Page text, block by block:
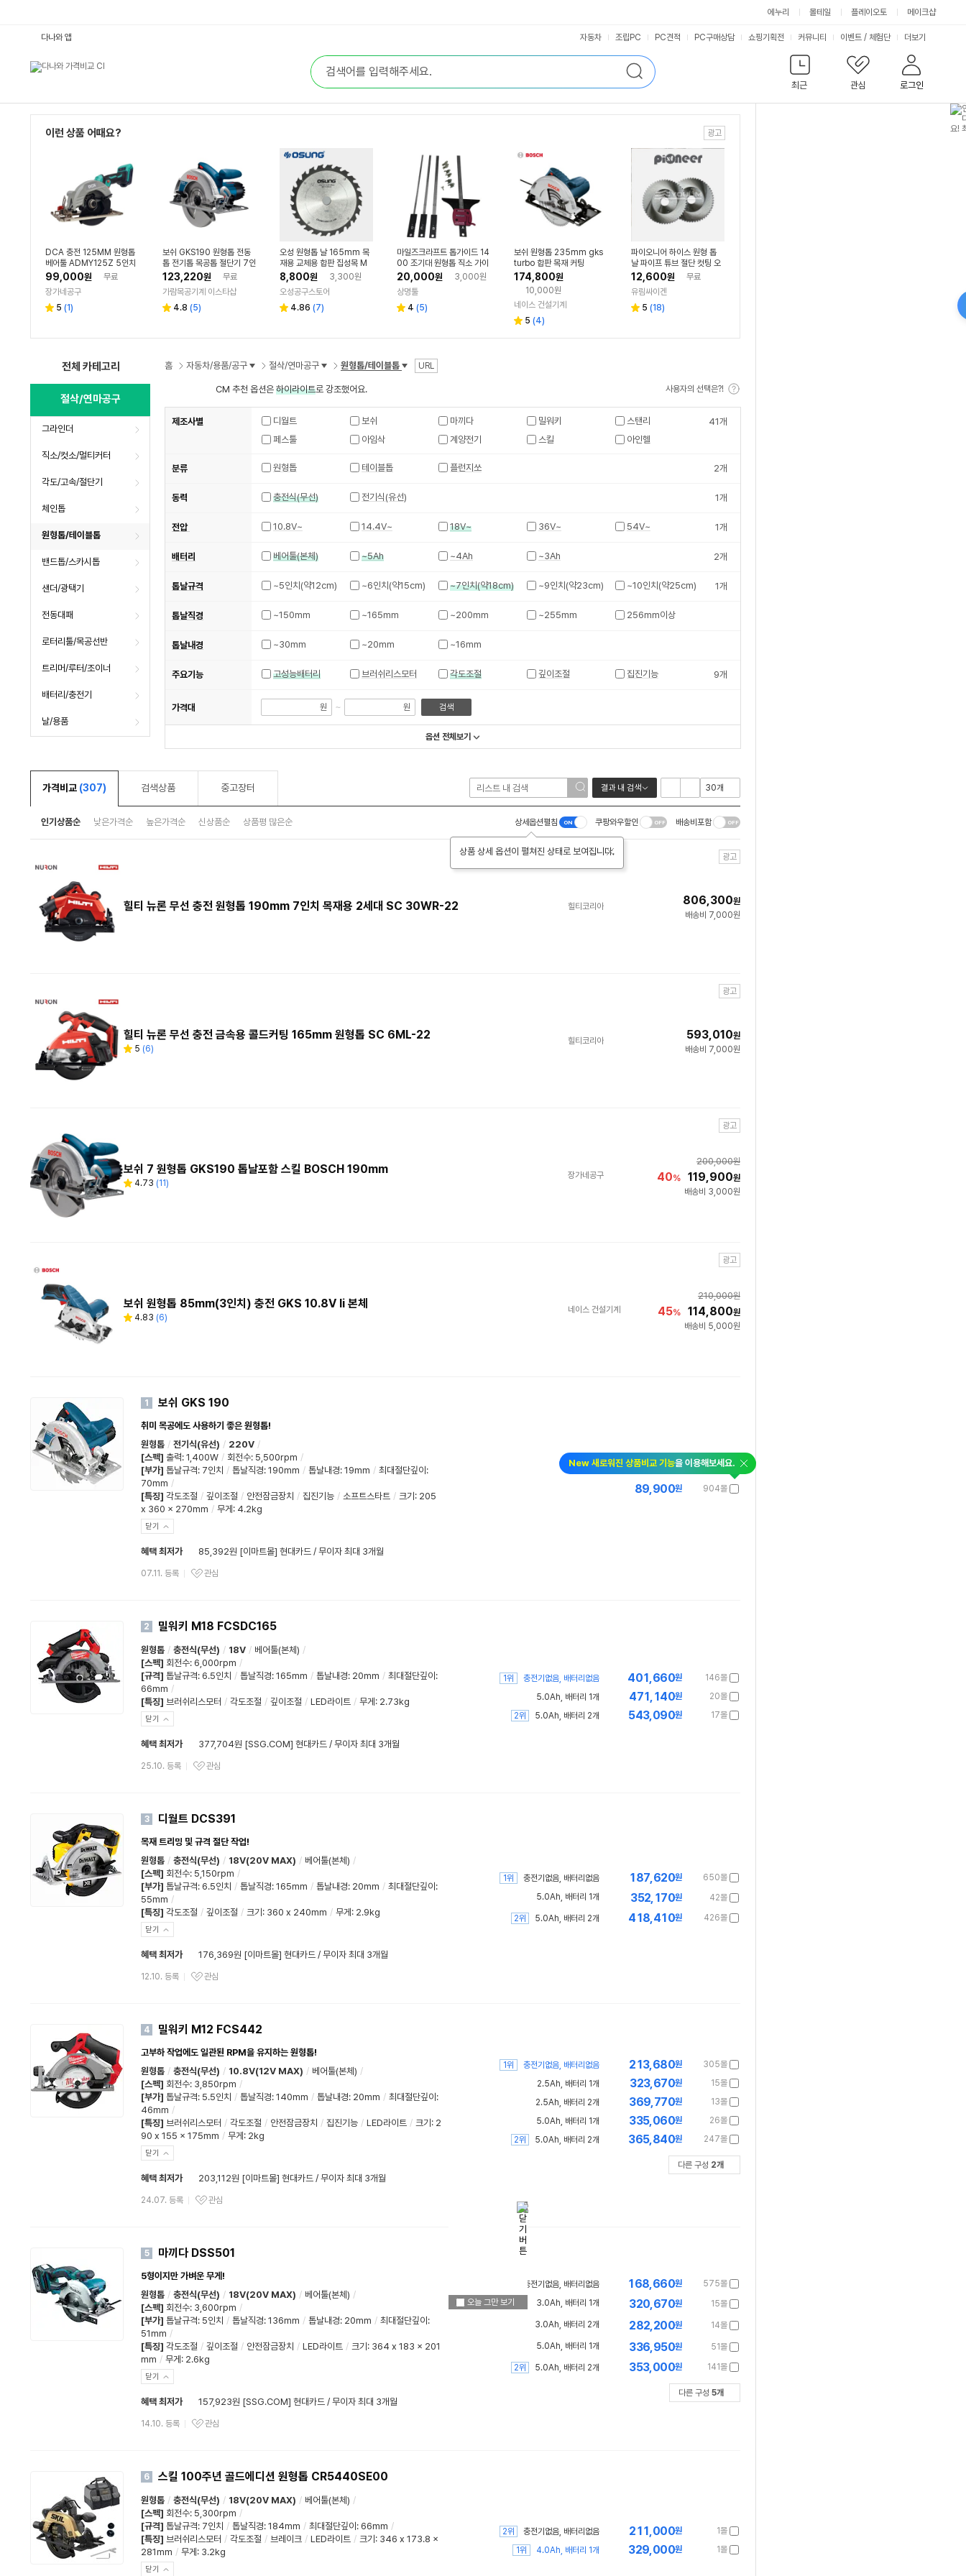
에누리 몰테일 플레이오토
메이크샵
합
검
색
검
색
최근
관심 로그인
다나와 앱 자동차 조립PC PC견적 PC구매상담 쇼핑기획전 커뮤니티 이벤트 / 체험단 서
비
스
더보기
이런 상품 어때요?
DCA 충전 125MM 원형톱
베어툴 ADMY125Z 5인치
무선 스킬 목재 절단 핸드형
99,000원
무료
장가네공구
별 5 리
(1)
보쉬 GKS190 원형톱 전동
톱 전기톱 목공톱 절단기 7인
치 1400W
123,220원
무료
가람목공기계 이스타샵
별 4.8 리
(5)
오성 원형톱 날 165mm 목
재용 교체용 합판 집성목 M
DF 절단용 스킬 쏘
8,800원
3,300원
오성공구스토어
별 4.86 리
(7)
마일즈크라프트 톱가이드 14
00 조기대 원형톱 직소 가이
드
20,000원
3,000원
상명툴
별 4 리
(5)
보쉬 원형톱 235mm gks
turbo 합판 목재 커팅
174,800원
10,000원
네이스 건설기계
별 5 리
(4)
파이오니어 하이스 원형 톱
날 파이프 튜브 절단 컷팅 오
비탈머신용 68 x 1.6 x 16
12,600원
무료
유림싸이겐
별 5 리
(18)
전체 카테고리
절삭/연마공구
그라인더
직소/컷소/멀티커터
각도/고속/절단기
체인톱
원형톱/테이블톱
밴드톱/스카시톱
샌더/광택기
전동대패
로터리툴/목공선반
트리머/루터/조이너
배터리/충전기
날/용품
홈 자동차/용품/공구 절삭/연마공구 원형톱/테이블톱 URL
CM 추천 옵션은 하이라이트로 강조했어요. 사용자의 선택은?!
제조사별 디월트 보쉬 마끼다 밀워키
스탠리
페스툴
아임삭 계양전기 스킬 아인헬
41개
분류 원형톱 테이블톱 플런지쏘 2개
동력 충전식(무선) 전기식(유선) 1개
전압 10.8V~ 14.4V~ 18V~ 36V~ 54V~ 1개
배터리 베어툴(본체) ~5Ah ~4Ah ~3Ah 2개
톱날규격 ~5인치(약12cm) ~6인치(약15cm) ~7인치(약18cm) ~9인치(약23cm) ~10인치(약25cm) 1개
톱날직경 ~150mm ~165mm ~200mm ~255mm 256mm이상
톱날내경 ~30mm ~20mm ~16mm
주요기능 고성능배터리 브러쉬리스모터 각도조절 깊이조절 집진기능 9개
가격대 원 ~ 원 검색
옵션 전체보기
가격비교 (307) 검색상품 중고장터 결과 내 검색
오늘 그만 보기
인기상품순 낮은가격순 높은가격순 신상품순 상품평 많은순 상세옵션펼침
상품 상세 옵션이 펼쳐진 상태로 보여집니다.
쿠팡와우할인 배송비포함
광고
힐티 뉴론 무선 충전 원형톱 190mm 7인치 목재용 2세대 SC 30WR-22 힐티코리아 806,300원
배송비 7,000원
광고
힐티 뉴론 무선 충전 금속용 콜드커팅 165mm 원형톱 SC 6ML-22
별 5
리
(6)
힐티코리아 593,010원
배송비 7,000원
광고
보쉬 7 원형톱 GKS190 톱날포함 스킬 BOSCH 190mm
별
점
4.73
리
(11)
장가네공구
200,000원
40% 119,900원
배송비 3,000원
광고
보쉬 원형톱 85mm(3인치) 충전 GKS 10.8V li 본체
별 4.83
리
(6)
네이스 건설기계
210,000원
45% 114,800원
배송비 5,000원
1 보쉬 GKS 190
취미 목공에도 사용하기 좋은 원형톱!
원형톱 / 전기식(유선) / 220V /
[스펙] 출력: 1,400W / 회전수: 5,500rpm /
[부가] 톱날규격: 7인치 / 톱날직경: 190mm / 톱날내경: 19mm / 최대절단깊이 :
70mm /
[특징] 각도조절 / 깊이조절 / 안전잠금장치 / 집진기능 / 소프트스타트 / 크기: 205
x 360 x 270mm / 무게: 4.2kg
닫기
혜택 최저가 85,392원 [이마트몰] 현대카드 / 무이자 최대 3개월
07.11. 등록 관심
New 새로워진 상품비교 기능을 이용해보세요. 닫
기
904몰
89,900원
2 밀워키 M18 FCSDC165
원형톱 / 충전식(무선) / 18V / 베어툴(본체) /
[스펙] 회전수: 6,000rpm /
[규격] 톱날규격: 6.5인치 / 톱날직경: 165mm / 톱날내경: 20mm / 최대절단깊이 :
66mm /
[특징] 브러쉬리스모터 / 각도조절 / 깊이조절 / LED라이트 / 무게: 2.73kg
닫기
혜택 최저가 377,704원 [SSG.COM] 현대카드 / 무이자 최대 3개월
25.10. 등록 관심
146몰
401,660원
1위
충전기없음, 배터리없음
20몰
471,140원
5.0Ah, 배터리 1개
17몰
543,090원
2위 5.0Ah, 배터리 2개
3 디월트 DCS391
목재 트리밍 및 규격 절단 작업!
원형톱 / 충전식(무선) / 18V(20V MAX) / 베어툴(본체) /
[스펙] 회전수: 5,150rpm /
[부가] 톱날규격: 6.5인치 / 톱날직경: 165mm / 톱날내경: 20mm / 최대절단깊이 :
55mm /
[특징] 각도조절 / 깊이조절 / 크기: 360 x 240mm / 무게: 2.9kg
닫기
혜택 최저가 176,369원 [이마트몰] 현대카드 / 무이자 최대 3개월
12.10. 등록 관심
650몰
187,620원
1위
충전기없음, 배터리없음
42몰
352,170원
5.0Ah, 배터리 1개
426몰
418,410원
2위 5.0Ah, 배터리 2개
4 밀워키 M12 FCS442
고부하 작업에도 일관된 RPM을 유지하는 원형톱!
원형톱 / 충전식(무선) / 10.8V(12V MAX) / 베어툴(본체) /
[스펙] 회전수: 3,850rpm /
[부가] 톱날규격: 5.5인치 / 톱날직경: 140mm / 톱날내경: 20mm / 최대절단깊이 :
46mm /
[특징] 브러쉬리스모터 / 각도조절 / 안전잠금장치 / 집진기능 / LED라이트 / 크기: 2
90 x 155 x 175mm / 무게: 2kg
닫기
혜택 최저가 203,112원 [이마트몰] 현대카드 / 무이자 최대 3개월
24.07. 등록 관심
305몰
213,680원
1위
충전기없음, 배터리없음
15몰
323,670원
2.5Ah, 배터리 1개
13몰
369,770원
2.5Ah, 배터리 2개
26몰
335,060원
5.0Ah, 배터리 1개
247몰
365,840원
2위 5.0Ah, 배터리 2개
다른 구성 2개
5 마끼다 DSS501
5형이지만 가벼운 무게!
원형톱 / 충전식(무선) / 18V(20V MAX) / 베어툴(본체) /
[스펙] 회전수: 3,600rpm /
[부가] 톱날규격: 5인치 / 톱날직경: 136mm / 톱날내경: 20mm / 최대절단깊이 :
51mm /
[특징] 각도조절 / 깊이조절 / 안전잠금장치 / LED라이트 / 크기: 364 x 183 x 201
mm / 무게: 2.6kg
닫기
혜택 최저가 157,923원 [SSG.COM] 현대카드 / 무이자 최대 3개월
14.10. 등록 관심
575몰
168,660원
충전기없음, 배터리없음
15몰
320,670원
3.0Ah, 배터리 1개
14몰
282,200원
3.0Ah, 배터리 2개
51몰
336,950원
5.0Ah, 배터리 1개
141몰
353,000원
2위 5.0Ah, 배터리 2개
다른 구성 5개
6 스킬 100주년 골드에디션 원형톱 CR5440SE00
원형톱 / 충전식(무선) / 18V(20V MAX) / 베어툴(본체) /
[스펙] 회전수: 5,300rpm /
[규격] 톱날규격: 7인치 / 톱날직경: 184mm / 최대절단깊이 : 66mm /
[특징] 브러쉬리스모터 / 각도조절 / 브레이크 / LED라이트 / 크기: 346 x 173.8 x
281mm / 무게: 3.2kg
닫기
1몰
211,000원
2위
충전기없음, 배터리없음
1몰
329,000원
1위 4.0Ah, 배터리 1개